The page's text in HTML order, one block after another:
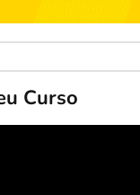
Curso